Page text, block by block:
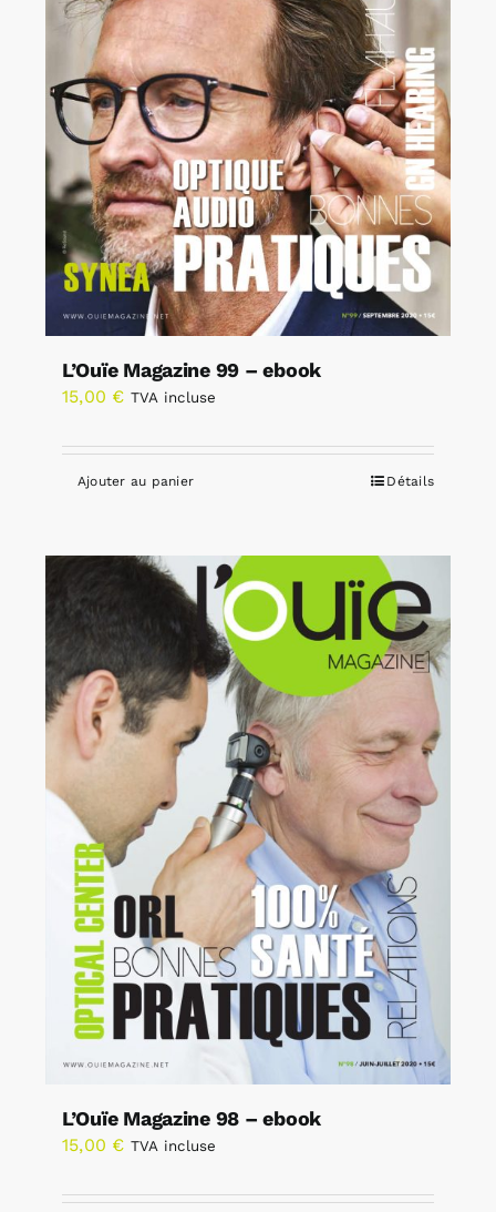
L’Ouïe Magazine 99 – ebook
15,00 € TVA incluse
Ajouter au panier Détails
L’Ouïe Magazine 98 – ebook
15,00 € TVA incluse